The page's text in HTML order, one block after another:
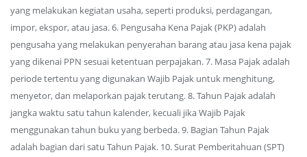
yang melakukan kegiatan usaha, seperti produksi, perdagangan,
impor, ekspor, atau jasa. 6. Pengusaha Kena Pajak (PKP) adalah
pengusaha yang melakukan penyerahan barang atau jasa kena pajak
yang dikenai PPN sesuai ketentuan perpajakan. 7. Masa Pajak adalah
periode tertentu yang digunakan Wajib Pajak untuk menghitung,
menyetor, dan melaporkan pajak terutang. 8. Tahun Pajak adalah
jangka waktu satu tahun kalender, kecuali jika Wajib Pajak
menggunakan tahun buku yang berbeda. 9. Bagian Tahun Pajak
adalah bagian dari satu Tahun Pajak. 10. Surat Pemberitahuan (SPT)